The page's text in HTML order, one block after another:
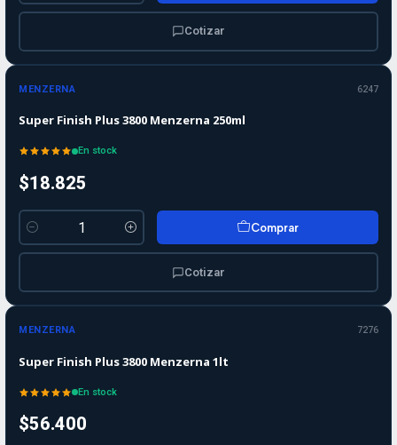
Cotizar
MENZERNA 6247
Super Finish Plus 3800 Menzerna 250ml
En stock
$18.825
Cantidad
Comprar
Cotizar
MENZERNA 7276
Super Finish Plus 3800 Menzerna 1lt
En stock
$56.400